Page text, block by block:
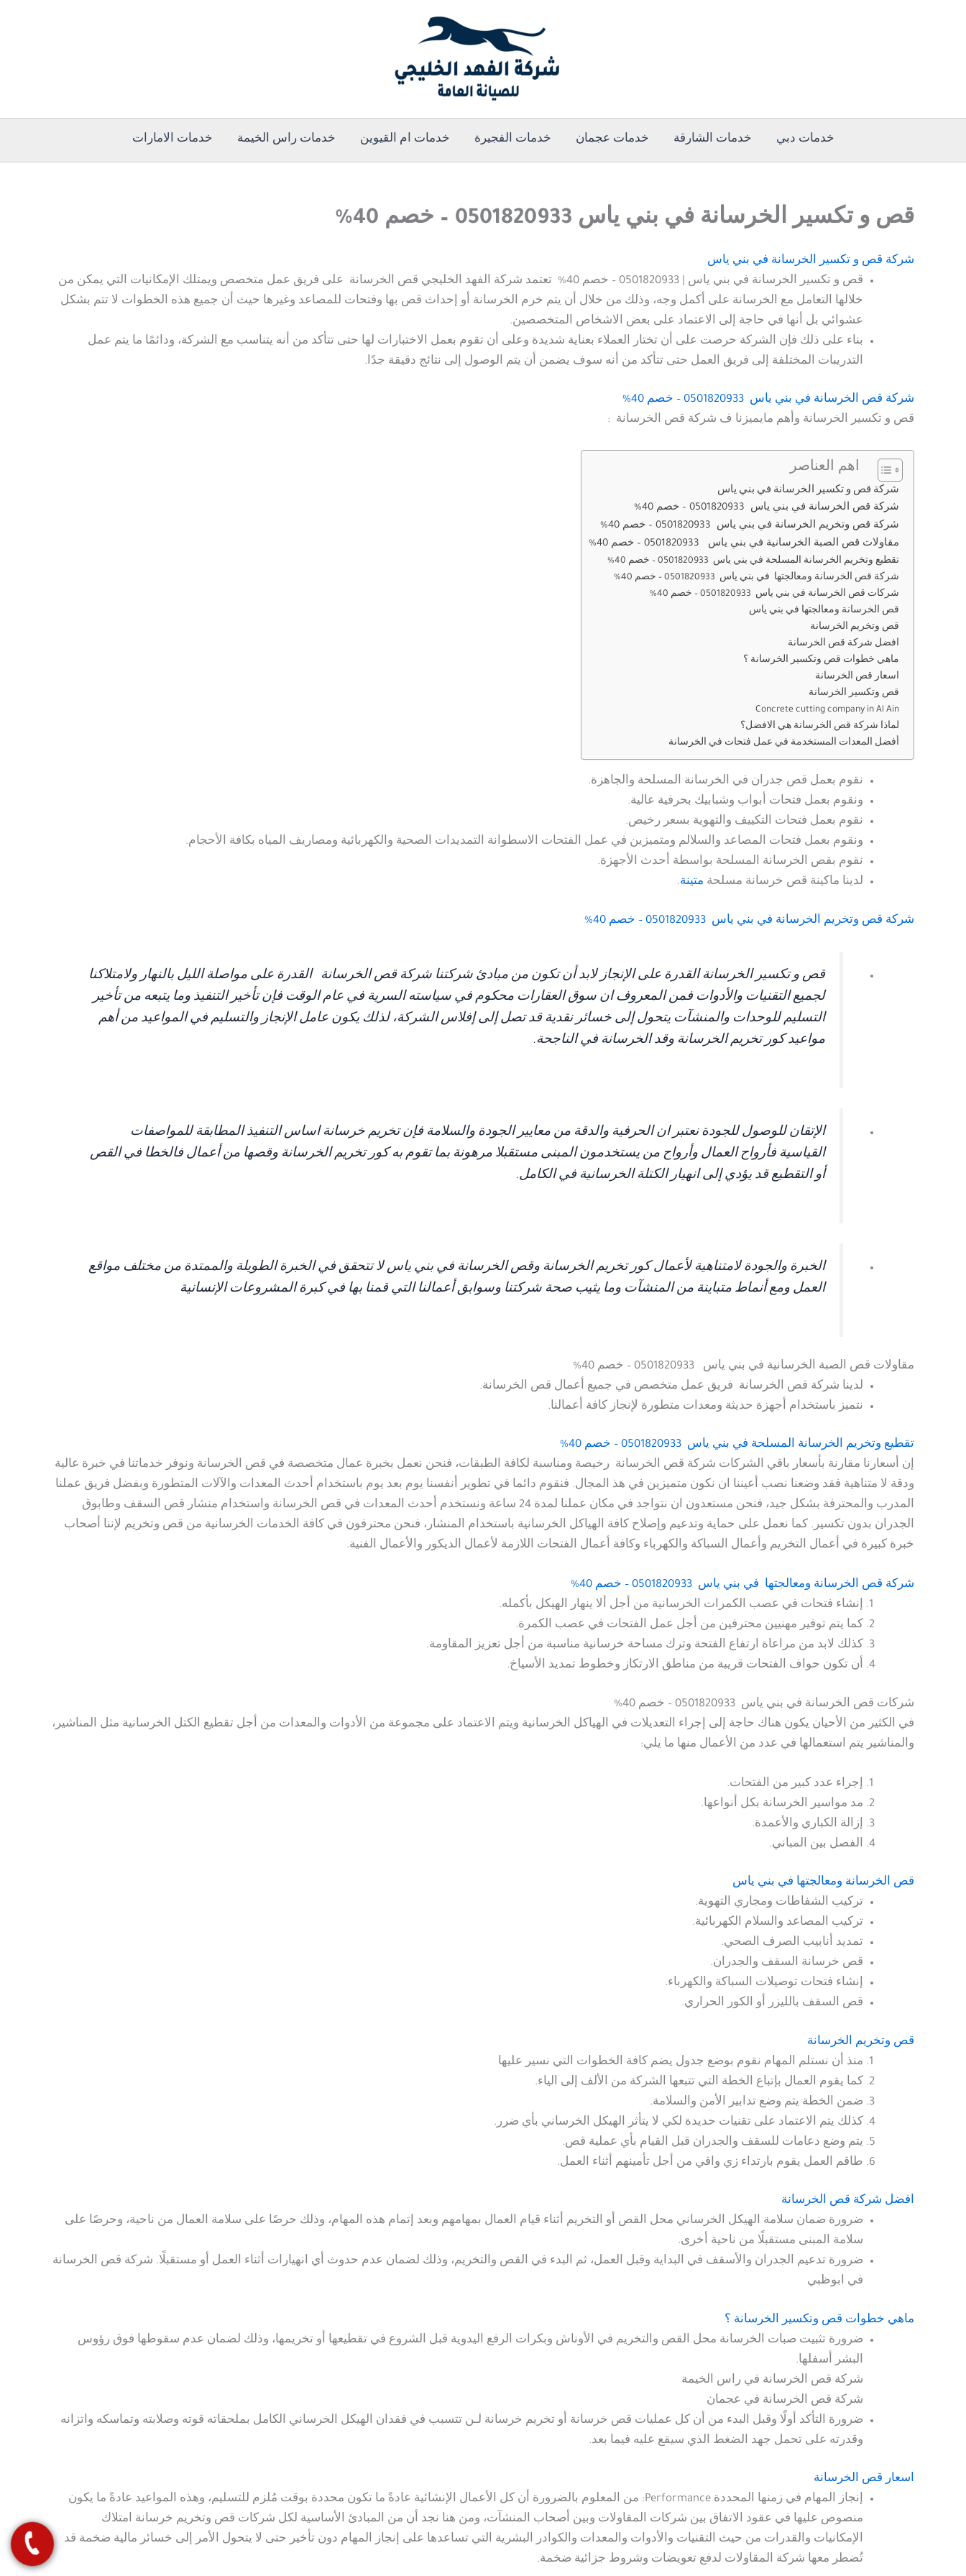
خدمات دبي خدمات الشارقة خدمات عجمان خدمات الفجيرة خدمات ام القيوين خدمات راس الخيمة خدمات الامارات
قص و تكسير الخرسانة في بني ياس 0501820933 – خصم 40%
شركة قص و تكسير الخرسانة في بني ياس
قص و تكسير الخرسانة في بني ياس | 0501820933 – خصم 40% تعتمد شركة الفهد الخليجي قص الخرسانة على فريق عمل متخصص ويمتلك الإمكانيات التي يمكن من
خلالها التعامل مع الخرسانة على أكمل وجه، وذلك من خلال أن يتم خرم الخرسانة أو إحداث قص بها وفتحات للمصاعد وغيرها حيث أن جميع هذه الخطوات لا تتم بشكل
عشوائي بل أنها في حاجة إلى الاعتماد على بعض الاشخاص المتخصصين.
بناء على ذلك فإن الشركة حرصت على أن تختار العملاء بعناية شديدة وعلى أن تقوم بعمل الاختبارات لها حتى تتأكد من أنه يتناسب مع الشركة، ودائمًا ما يتم عمل
التدريبات المختلفة إلى فريق العمل حتى تتأكد من أنه سوف يضمن أن يتم الوصول إلى نتائج دقيقة جدًا.
شركة قص الخرسانة في بني ياس 0501820933 – خصم 40%
قص و تكسير الخرسانة وأهم مايميزنا ف شركة قص الخرسانة :
اهم العناصر
شركة قص و تكسير الخرسانة في بني ياس
شركة قص الخرسانة في بني ياس 0501820933 – خصم 40%
شركة قص وتخريم الخرسانة في بني ياس 0501820933 – خصم 40%
مقاولات قص الصبة الخرسانية في بني ياس 0501820933 – خصم 40%
تقطيع وتخريم الخرسانة المسلحة في بني ياس 0501820933 – خصم 40%
شركة قص الخرسانة ومعالجتها في بني ياس 0501820933 – خصم 40%
شركات قص الخرسانة في بني ياس 0501820933 – خصم 40%
قص الخرسانة ومعالجتها في بني ياس
قص وتخريم الخرسانة
افضل شركة قص الخرسانة
ماهي خطوات قص وتكسير الخرسانة ؟
اسعار قص الخرسانة
قص وتكسير الخرسانة
Concrete cutting company in Al Ain
لماذا شركة قص الخرسانة هي الافضل؟
أفضل المعدات المستخدمة في عمل فتحات في الخرسانة
نقوم بعمل قص جدران في الخرسانة المسلحة والجاهزة.
ونقوم بعمل فتحات أبواب وشبابيك بحرفية عالية.
نقوم بعمل فتحات التكييف والتهوية بسعر رخيص.
ونقوم بعمل فتحات المصاعد والسلالم ومتميزين في عمل الفتحات الاسطوانة التمديدات الصحية والكهربائية ومصاريف المياه بكافة الأحجام.
نقوم بقص الخرسانة المسلحة بواسطة أحدث الأجهزة.
لدينا ماكينة قص خرسانة مسلحة متينة.
شركة قص وتخريم الخرسانة في بني ياس 0501820933 – خصم 40%
قص و تكسير الخرسانة القدرة على الإنجاز لابد أن تكون من مبادئ شركتنا شركة قص الخرسانة القدرة على مواصلة الليل بالنهار ولامتلاكنا
لجميع التقنيات والأدوات فمن المعروف ان سوق العقارات محكوم في سياسته السرية في عام الوقت فإن تأخير التنفيذ وما يتبعه من تأخير
التسليم للوحدات والمنشآت يتحول إلى خسائر نقدية قد تصل إلى إفلاس الشركة، لذلك يكون عامل الإنجاز والتسليم في المواعيد من أهم
مواعيد كور تخريم الخرسانة وقد الخرسانة في الناجحة.
الإتقان للوصول للجودة نعتبر ان الحرفية والدقة من معايير الجودة والسلامة فإن تخريم خرسانة اساس التنفيذ المطابقة للمواصفات
القياسية فأرواح العمال وأرواح من يستخدمون المبنى مستقبلا مرهونة بما تقوم به كور تخريم الخرسانة وقصها من أعمال فالخطا في القص
أو التقطيع قد يؤدي إلى انهيار الكتلة الخرسانية في الكامل.
الخبرة والجودة لامتناهية لأعمال كور تخريم الخرسانة وقص الخرسانة في بني ياس لا تتحقق في الخبرة الطويلة والممتدة من مختلف مواقع
العمل ومع أنماط متباينة من المنشآت وما يثيب صحة شركتنا وسوابق أعمالنا التي قمنا بها في كبرة المشروعات الإنسانية
مقاولات قص الصبة الخرسانية في بني ياس
لدينا شركة قص الخرسانة فريق عمل متخصص في جميع أعمال قص الخرسانة.
نتميز باستخدام أجهزة حديثة ومعدات متطورة لإنجاز كافة أعمالنا.
تقطيع وتخريم الخرسانة المسلحة في بني ياس 0501820933 – خصم 40%
إن أسعارنا مقارنة بأسعار باقي الشركات شركة قص الخرسانة رخيصة ومناسبة لكافة الطبقات، فنحن نعمل بخبرة عمال متخصصة في قص الخرسانة ونوفر خدماتنا في خبرة عالية
ودقة لا متناهية فقد وضعنا نصب أعيننا ان نكون متميزين في هذ المجال. فنقوم دائما في تطوير أنفسنا يوم بعد يوم باستخدام أحدث المعدات والآلات المتطورة وبفضل فريق عملنا
المدرب والمحترفة بشكل جيد، فنحن مستعدون ان نتواجد في مكان عملنا لمدة 24 ساعة ونستخدم أحدث المعدات في قص الخرسانة واستخدام منشار قص السقف وطابوق
الجدران بدون تكسير. كما نعمل على حماية وتدعيم وإصلاح كافة الهياكل الخرسانية باستخدام المنشار، فنحن محترفون في كافة الخدمات الخرسانية من قص وتخريم لإننا أصحاب
خبرة كبيرة في أعمال التخريم وأعمال السباكة والكهرباء وكافة أعمال الفتحات اللازمة لأعمال الديكور والأعمال الفنية.
شركة قص الخرسانة ومعالجتها في بني ياس 0501820933 – خصم 40%
إنشاء فتحات في عصب الكمرات الخرسانية من أجل ألا ينهار الهيكل بأكمله.
كما يتم توفير مهنيين محترفين من أجل عمل الفتحات في عصب الكمرة.
كذلك لابد من مراعاة ارتفاع الفتحة وترك مساحة خرسانية مناسبة من أجل تعزيز المقاومة.
أن تكون حواف الفتحات قريبة من مناطق الارتكاز وخطوط تمديد الأسياخ.
شركات قص الخرسانة في بني ياس 0501820933 – خصم 40%
في الكثير من الأحيان يكون هناك حاجة إلى إجراء التعديلات في الهياكل الخرسانية ويتم الاعتماد على مجموعة من الأدوات والمعدات من أجل تقطيع الكتل الخرسانية مثل المناشير،
والمناشير يتم استعمالها في عدد من الأعمال منها ما يلي:
إجراء عدد كبير من الفتحات.
مد مواسير الخرسانة بكل أنواعها.
إزالة الكباري والأعمدة.
الفصل بين المباني.
قص الخرسانة ومعالجتها في بني ياس
تركيب الشفاطات ومجاري التهوية.
تركيب المصاعد والسلام الكهربائية.
تمديد أنابيب الصرف الصحي.
قص خرسانة السقف والجدران.
إنشاء فتحات توصيلات السباكة والكهرباء.
قص السقف بالليزر أو الكور الحراري.
قص وتخريم الخرسانة
منذ أن نستلم المهام نقوم بوضع جدول يضم كافة الخطوات التي نسير عليها
كما يقوم العمال بإتباع الخطة التي تتبعها الشركة من الألف إلى الياء.
ضمن الخطة يتم وضع تدابير الأمن والسلامة.
كذلك يتم الاعتماد على تقنيات حديدة لكي لا يتأثر الهيكل الخرساني بأي ضرر.
يتم وضع دعامات للسقف والجدران قبل القيام بأي عملية قص.
طاقم العمل يقوم بارتداء زي واقي من أجل تأمينهم أثناء العمل.
افضل شركة قص الخرسانة
ضرورة ضمان سلامة الهيكل الخرساني محل القص أو التخريم أثناء قيام العمال بمهامهم وبعد إتمام هذه المهام، وذلك حرصًا على سلامة العمال من ناحية، وحرصًا على
سلامة المبنى مستقبلًا من ناحية أخرى.
ضرورة تدعيم الجدران والأسقف في البداية وقبل العمل، ثم البدء في القص والتخريم، وذلك لضمان عدم حدوث أي انهيارات أثناء العمل أو مستقبلًا. شركة قص الخرسانة
في ابوظبي
ماهي خطوات قص وتكسير الخرسانة ؟
ضرورة تثبيت صبات الخرسانة محل القص والتخريم في الأوناش وبكرات الرفع اليدوية قبل الشروع في تقطيعها أو تخريمها، وذلك لضمان عدم سقوطها فوق رؤوس
البشر أسفلها.
شركة قص الخرسانة في راس الخيمة
شركة قص الخرسانة في عجمان
ضرورة التأكد أولًا وقبل البدء من أن كل عمليات قص خرسانة أو تخريم خرسانة لـن تتسبب في فقدان الهيكل الخرساني الكامل بملحقاته قوته وصلابته وتماسكه واتزانه
وقدرته على تحمل جهد الضغط الذي سيقع عليه فيما بعد.
اسعار قص الخرسانة
إنجاز المهام في زمنها المحددة Performance: من المعلوم بالضرورة أن كل الأعمال الإنشائية عادةً ما تكون محددة بوقت مُلزم للتسليم، وهذه المواعيد عادةً ما يكون
منصوص عليها في عقود الاتفاق بين شركات المقاولات وبين أصحاب المنشآت، ومن هنا نجد أن من المبادئ الأساسية لكل شركات قص وتخريم خرسانة امتلاك
الإمكانيات والقدرات من حيث التقنيات والأدوات والمعدات والكوادر البشرية التي تساعدها على إنجاز المهام دون تأخير حتى لا يتحول الأمر إلى خسائر مالية ضخمة قد
تُضطر معها شركة المقاولات لدفع تعويضات وشروط جزائية ضخمة.